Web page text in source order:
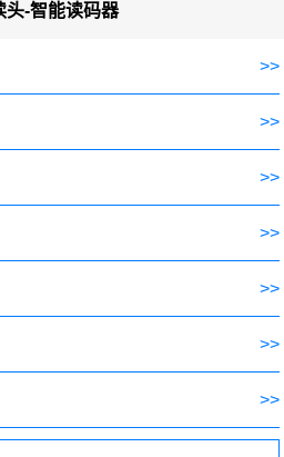
头-智能读码器
>>
>>
>>
>>
>>
>>
>>